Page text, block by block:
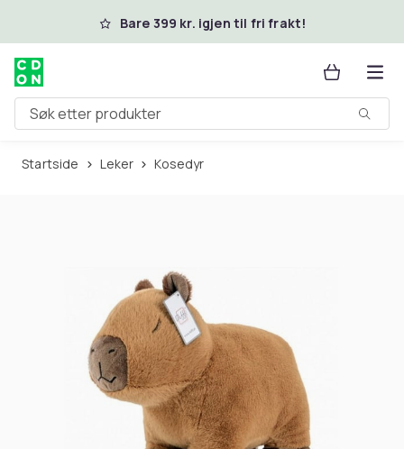
Hopp til hovedinnholdBare 399 kr. igjen til fri frakt!
Søk etter produkter
Startside Leker Kosedyr